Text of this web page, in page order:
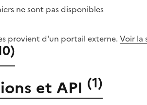
ne sont pas disponibles
provient d'un portail externe. Voir la
)
et API (1)